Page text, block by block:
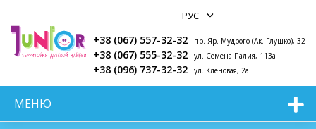
+38 (067) 557-32-32 пр. Яр. Мудрого (Ак. Глушко), 32
+38 (067) 555-32-32 ул. Семена Палия, 113а
+38 (096) 737-32-32 ул. Кленовая, 2а
МЕНЮ